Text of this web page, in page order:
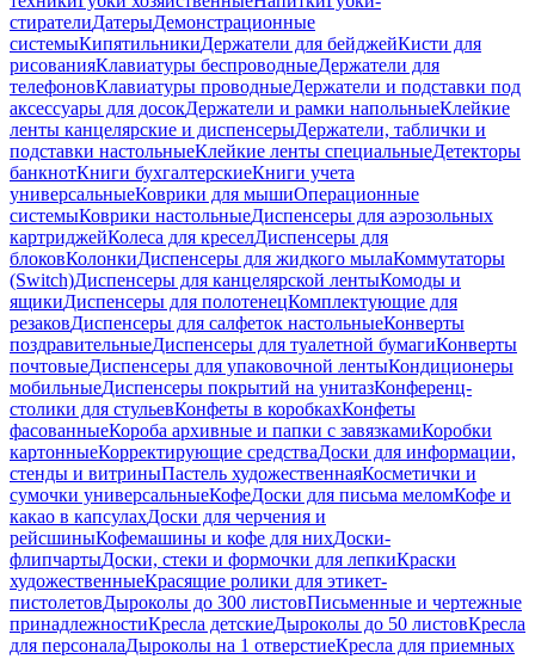
стирателиДатерыДемонстрационные
системыКипятильникиДержатели для бейджейКисти для
рисованияКлавиатуры беспроводныеДержатели для
телефоновКлавиатуры проводныеДержатели и подставки под
аксессуары для досокДержатели и рамки напольныеКлейкие
ленты канцелярские и диспенсерыДержатели, таблички и
подставки настольныеКлейкие ленты специальныеДетекторы
банкнотКниги бухгалтерскиеКниги учета
универсальныеКоврики для мышиОперационные
системыКоврики настольныеДиспенсеры для аэрозольных
картриджейКолеса для креселДиспенсеры для
блоковКолонкиДиспенсеры для жидкого мылаКоммутаторы
(Switch)Диспенсеры для канцелярской лентыКомоды и
ящикиДиспенсеры для полотенецКомплектующие для
резаковДиспенсеры для салфеток настольныеКонверты
поздравительныеДиспенсеры для туалетной бумагиКонверты
почтовыеДиспенсеры для упаковочной лентыКондиционеры
мобильныеДиспенсеры покрытий на унитазКонференц-
столики для стульевКонфеты в коробкахКонфеты
фасованныеКороба архивные и папки с завязкамиКоробки
картонныеКорректирующие средстваДоски для информации,
стенды и витриныПастель художественнаяКосметички и
сумочки универсальныеКофеДоски для письма меломКофе и
какао в капсулахДоски для черчения и
рейсшиныКофемашины и кофе для нихДоски-
флипчартыДоски, стеки и формочки для лепкиКраски
художественныеКрасящие ролики для этикет-
пистолетовДыроколы до 300 листовПисьменные и чертежные
принадлежностиКресла детскиеДыроколы до 50 листовКресла
для персоналаДыроколы на 1 отверстиеКресла для приемных